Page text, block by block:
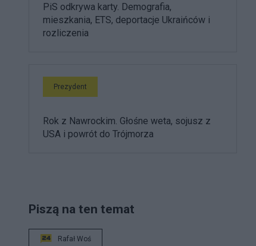
PiS odkrywa karty. Demografia,
mieszkania, ETS, deportacje Ukraińców i
rozliczenia
Prezydent
Rok z Nawrockim. Głośne weta, sojusz z
USA i powrót do Trójmorza
Piszą na ten temat
Rafał Woś